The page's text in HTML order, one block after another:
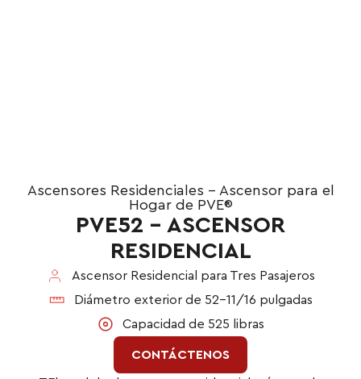
Ascensores Residenciales – Ascensor para el
Hogar de PVE®
PVE52 – ASCENSOR
RESIDENCIAL
Ascensor Residencial para Tres Pasajeros
Diámetro exterior de 52-11/16 pulgadas
Capacidad de 525 libras
CONTÁCTENOS